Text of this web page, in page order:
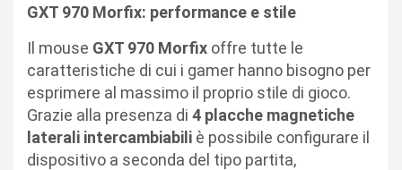
GXT 970 Morfix: performance e stile
Il mouse GXT 970 Morfix offre tutte le
caratteristiche di cui i gamer hanno bisogno per
esprimere al massimo il proprio stile di gioco.
Grazie alla presenza di 4 placche magnetiche
laterali intercambiabili è possibile configurare il
dispositivo a seconda del tipo partita,